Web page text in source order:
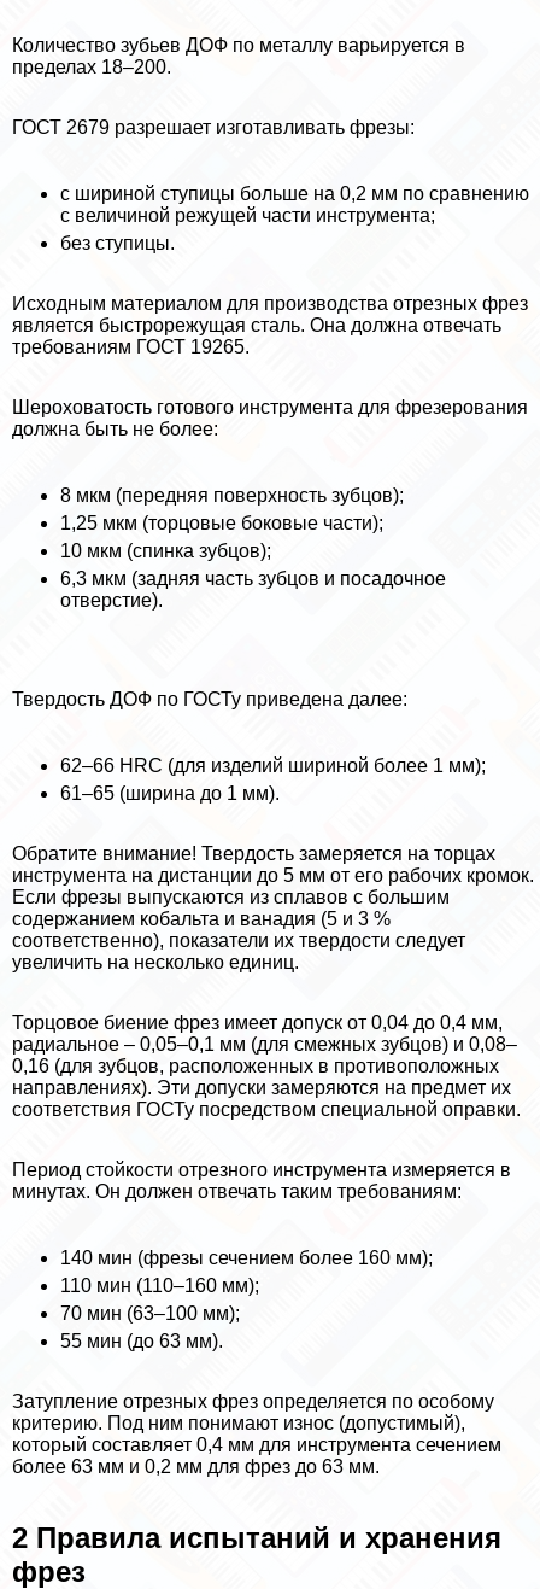
Количество зубьев ДОФ по металлу варьируется в
пределах 18–200.
ГОСТ 2679 разрешает изготавливать фрезы:
с шириной ступицы больше на 0,2 мм по сравнению
с величиной режущей части инструмента;
без ступицы.
Исходным материалом для производства отрезных фрез
является быстрорежущая сталь. Она должна отвечать
требованиям ГОСТ 19265.
Шероховатость готового инструмента для фрезерования
должна быть не более:
8 мкм (передняя поверхность зубцов);
1,25 мкм (торцовые боковые части);
10 мкм (спинка зубцов);
6,3 мкм (задняя часть зубцов и посадочное
отверстие).
Твердость ДОФ по ГОСТу приведена далее:
62–66 HRC (для изделий шириной более 1 мм);
61–65 (ширина до 1 мм).
Обратите внимание! Твердость замеряется на торцах
инструмента на дистанции до 5 мм от его рабочих кромок.
Если фрезы выпускаются из сплавов с большим
содержанием кобальта и ванадия (5 и 3 %
соответственно), показатели их твердости следует
увеличить на несколько единиц.
Торцовое биение фрез имеет допуск от 0,04 до 0,4 мм,
радиальное – 0,05–0,1 мм (для смежных зубцов) и 0,08–
0,16 (для зубцов, расположенных в противоположных
направлениях). Эти допуски замеряются на предмет их
соответствия ГОСТу посредством специальной оправки.
Период стойкости отрезного инструмента измеряется в
минутах. Он должен отвечать таким требованиям:
140 мин (фрезы сечением более 160 мм);
110 мин (110–160 мм);
70 мин (63–100 мм);
55 мин (до 63 мм).
Затупление отрезных фрез определяется по особому
критерию. Под ним понимают износ (допустимый),
который составляет 0,4 мм для инструмента сечением
более 63 мм и 0,2 мм для фрез до 63 мм.
2 Правила испытаний и хранения
фрез